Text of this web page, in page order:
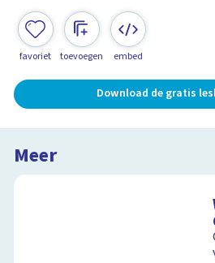
favoriet toevoegen embed
Download de gratis
Meer